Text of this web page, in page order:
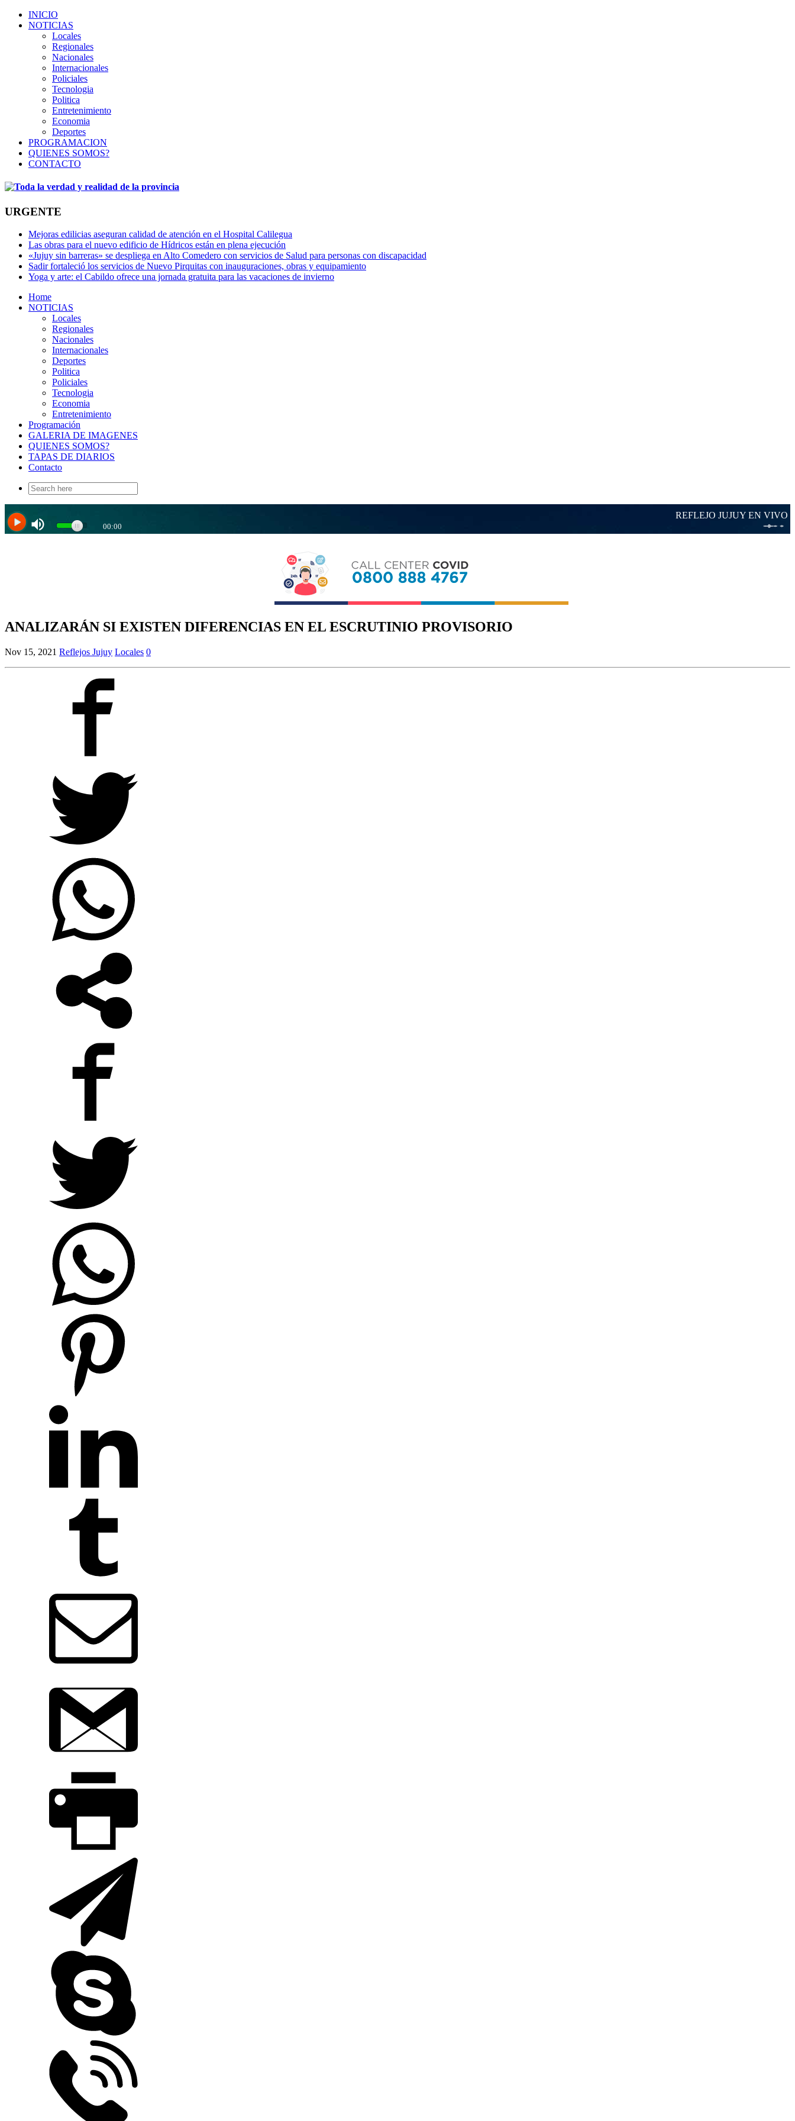
INICIO
NOTICIAS
Locales
Regionales
Nacionales
Internacionales
Policiales
Tecnologia
Politica
Entretenimiento
Economia
Deportes
PROGRAMACION
QUIENES SOMOS?
CONTACTO
URGENTE
Mejoras edilicias aseguran calidad de atención en el Hospital Calilegua
Las obras para el nuevo edificio de Hídricos están en plena ejecución
«Jujuy sin barreras» se despliega en Alto Comedero con servicios de Salud para personas con discapacidad
Sadir fortaleció los servicios de Nuevo Pirquitas con inauguraciones, obras y equipamiento
Yoga y arte: el Cabildo ofrece una jornada gratuita para las vacaciones de invierno
Home
NOTICIAS
Locales
Regionales
Nacionales
Internacionales
Deportes
Politica
Policiales
Tecnologia
Economia
Entretenimiento
Programación
GALERIA DE IMAGENES
QUIENES SOMOS?
TAPAS DE DIARIOS
Contacto
Search
for:
ANALIZARÁN SI EXISTEN DIFERENCIAS EN EL ESCRUTINIO PROVISORIO
Nov 15, 2021 Reflejos Jujuy Locales 0